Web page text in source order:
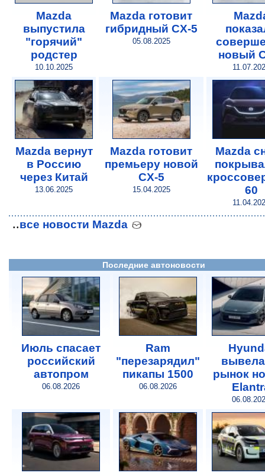
Mazda
выпустила
"горячий"
родстер
10.10.2025
Mazda готовит
гибридный CX-5
05.08.2025
новый
Mazda вернут
в Россию
через Китай
13.06.2025
Mazda готовит
премьеру новой
CX-5
15.04.2025
Mazda
60
..все новости Mazda
Последние автоновости
Июль спасает
российский
автопром
06.08.2026
Ram
"перезарядил"
пикапы 1500
06.08.2026
рынок